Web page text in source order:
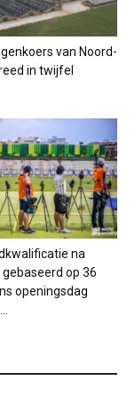
van Noord-
in twijfel
na
op 36
openingsdag